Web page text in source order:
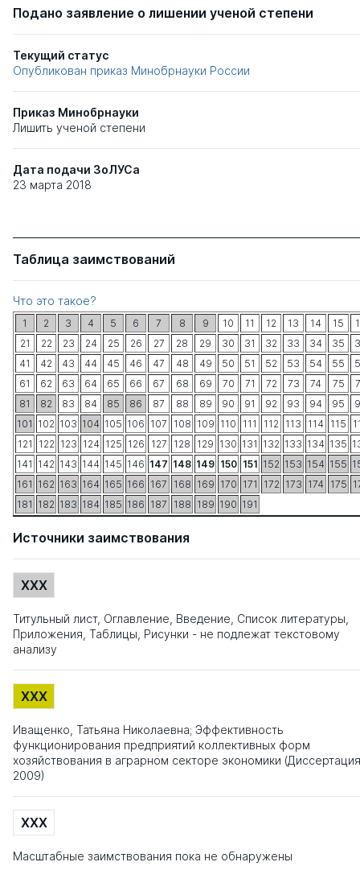
Подано заявление о лишении ученой степени
Текущий статус
Опубликован приказ Минобрнауки России
Приказ Минобрнауки
Лишить ученой степени
Дата подачи ЗоЛУСа
23 марта 2018
Таблица заимствований
Что это такое?
1 2 3 4 5 6 7 8 9 10 11 12 13 14 15
21
22 23 24 25 26 27 28 29 30 31 32 33 34 35
41
42 43 44 45 46 47 48 49 50 51 52 53 54 55
61
62 63 64 65 66 67 68 69 70 71 72 73 74 75
81
82 83 84 85 86 87 88 89 90 91 92 93 94 95
101 102 103 104 105 106 107 108 109 110 111 112 113 114 115
121
122 123 124 125 126 127 128 129 130 131 132 133 134 135
141 142 143 144 145 146 147 148 149 150 151 152 153 154 155
161 162 163 164 165 166 167 168 169 170 171 172 173 174 175
181 182 183 184 185 186 187 188 189 190 191
Источники заимствования
XXX
Титульный лист, Оглавление, Введение, Список литературы,
Приложения, Таблицы, Рисунки - не подлежат текстовому
анализу
XXX
Иващенко, Татьяна Николаевна; Эффективность
функционирования предприятий коллективных форм
хозяйствования в аграрном секторе экономики (Диссертация
2009)
XXX
Масштабные заимствования пока не обнаружены